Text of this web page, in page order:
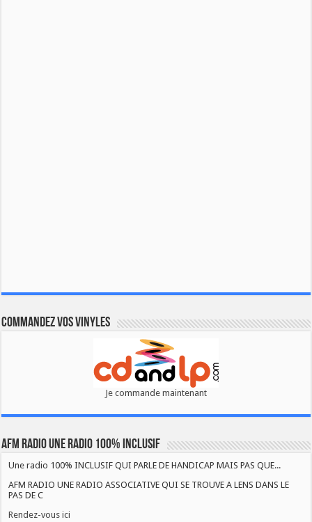
Commandez vos vinyles
Je commande maintenant
AFM RADIO UNE RADIO 100% INCLUSIF
Une radio 100% INCLUSIF QUI PARLE DE HANDICAP MAIS PAS QUE...
AFM RADIO UNE RADIO ASSOCIATIVE QUI SE TROUVE A LENS DANS LE
PAS DE C
Rendez-vous ici